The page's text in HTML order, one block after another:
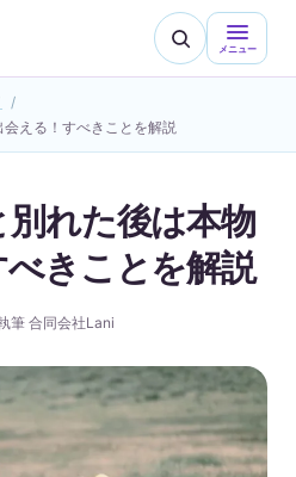
メニュー
える！すべきことを解説
れた後は本物
きことを解説
筆 合同会社Lani